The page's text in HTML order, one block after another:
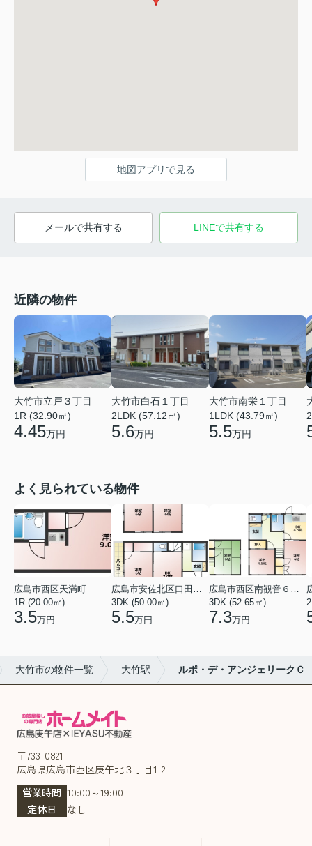
地図アプリで見る
メールで共有する LINEで共有する
近隣の物件
大竹市立戸３丁目
1R (32.90㎡)
4.45万円
大竹市白石１丁目
2LDK (57.12㎡)
5.6万円
大竹市南栄１丁目
1LDK (43.79㎡)
5.5万円
よく見られている物件
広島市西区天満町
1R (20.00㎡)
3.5万円
3DK (50.00㎡)
5.5万円
3DK (52.65㎡)
7.3万円
大竹市の物件一覧 大竹駅 ルポ・デ・アンジェリークＣ
〒733-0821
広島県広島市西区庚午北３丁目1-2
営業時間 10:00～19:00
定休日
なし